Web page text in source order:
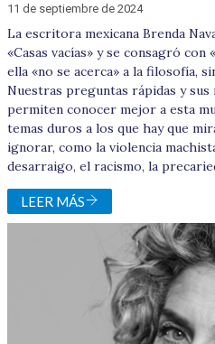
11 de septiembre de 2024
La escritora mexicana Brenda
«Casas vacías» y se consagró con
ella «no se acerca» a la filosofía,
Nuestras preguntas rápidas y sus
permiten conocer mejor a esta
temas duros a los que hay que
ignorar, como la violencia
desarraigo, el racismo, la
LEER MÁS